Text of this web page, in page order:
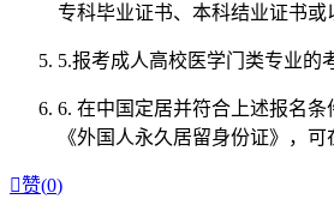
专科毕业证书、本科结业证书或
5.报考成人高校医学门类专业的
6. 在中国定居并符合上述报名
《外国人永久居留身份证》，
赞(0)